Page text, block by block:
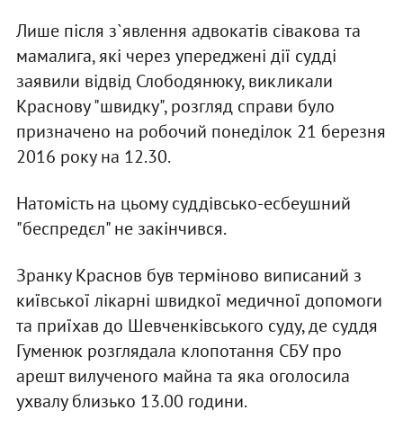
Лише після з`явлення адвокатів сівакова та
мамалига, які через упереджені дії судді
заявили відвід Слободянюку, викликали
Краснову "швидку", розгляд справи було
призначено на робочий понеділок 21 березня
2016 року на 12.30.
Натомість на цьому суддівсько-есбеушний
"беспредєл" не закінчився.
Зранку Краснов був терміново виписаний з
київської лікарні швидкої медичної допомоги
та приїхав до Шевченківського суду, де суддя
Гуменюк розглядала клопотання СБУ про
арешт вилученого майна та яка оголосила
ухвалу близько 13.00 години.